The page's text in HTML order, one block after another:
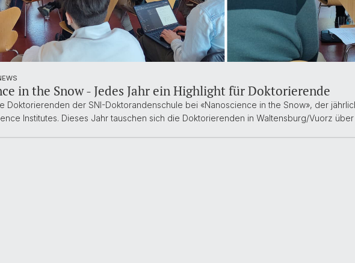
in the Snow - Jedes Jahr ein Highlight für Doktorierende
Doktorierenden der SNI-Doktorandenschule bei «Nanoscience in the Snow», der
Institutes. Dieses Jahr tauschen sich die Doktorierenden in Waltensburg/Vuorz